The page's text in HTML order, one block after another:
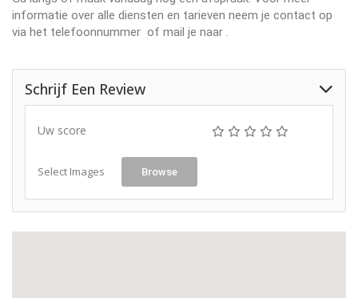
informatie over alle diensten en tarieven neem je contact op
via het telefoonnummer of mail je naar .
Schrijf Een Review
Uw score
Select Images Browse